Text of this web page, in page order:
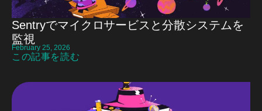
Sentryでマイクロサービスと分散システムを
監視
February 25, 2026
この記事を読む